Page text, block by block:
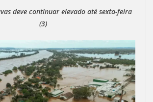
deve continuar elevado até sexta-feira
(3)